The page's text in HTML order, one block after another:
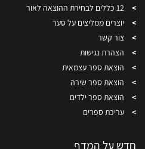
12 כללים לבחירת ההוצאה לאור
יוצרים ממליצים על סער
צור קשר
הצהרת נגישות
הוצאת ספר עצמאית
הוצאת ספר שירה
הוצאת ספר ילדים
עריכת ספרים
חדש על המדף